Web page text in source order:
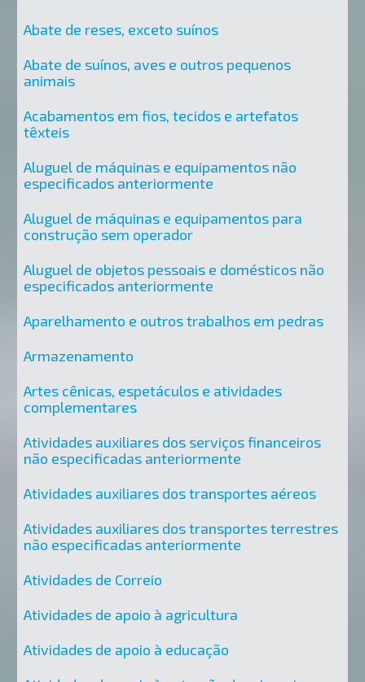
Abate de reses, exceto suínos
Abate de suínos, aves e outros pequenos
animais
Acabamentos em fios, tecidos e artefatos
têxteis
Aluguel de máquinas e equipamentos não
especificados anteriormente
Aluguel de máquinas e equipamentos para
construção sem operador
Aluguel de objetos pessoais e domésticos não
especificados anteriormente
Aparelhamento e outros trabalhos em pedras
Armazenamento
Artes cênicas, espetáculos e atividades
complementares
Atividades auxiliares dos serviços financeiros
não especificadas anteriormente
Atividades auxiliares dos transportes aéreos
Atividades auxiliares dos transportes terrestres
não especificadas anteriormente
Atividades de Correio
Atividades de apoio à agricultura
Atividades de apoio à educação